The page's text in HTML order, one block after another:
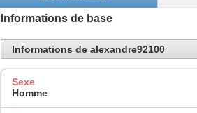
Informations de base
Informations de alexandre92100
Sexe
Homme